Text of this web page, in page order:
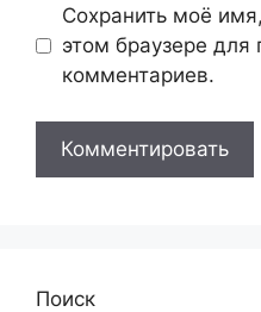
Сохранить моё
этом браузере
комментариев.
Поиск